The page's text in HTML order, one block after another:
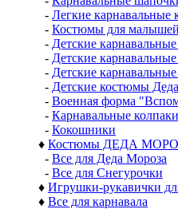
- Легкие карнавальные
- Костюмы для малышей
- Детские
- Детские
- Детские
- Детские костюмы
- Военная форма
- Карнавальные
- Кокошники
♦ Костюмы ДЕДА
- Все для Деда Мороза
- Все для Снегурочки
♦ Игрушки-рукавички
♦ Все для карнавала